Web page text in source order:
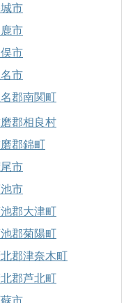
市
市
市
市
郡南関町
郡相良村
郡錦町
市
市
郡大津町
郡菊陽町
郡津奈木町
郡芦北町
市